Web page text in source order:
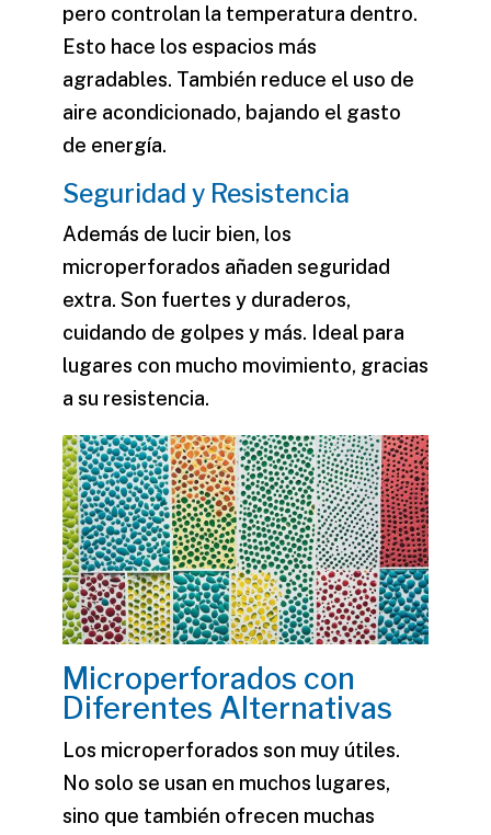
pero controlan la temperatura dentro.
Esto hace los espacios más
agradables. También reduce el uso de
aire acondicionado, bajando el gasto
de energía.
Seguridad y Resistencia
Además de lucir bien, los
microperforados añaden seguridad
extra. Son fuertes y duraderos,
cuidando de golpes y más. Ideal para
lugares con mucho movimiento, gracias
a su resistencia.
Microperforados con
Diferentes Alternativas
Los microperforados son muy útiles.
No solo se usan en muchos lugares,
sino que también ofrecen muchas